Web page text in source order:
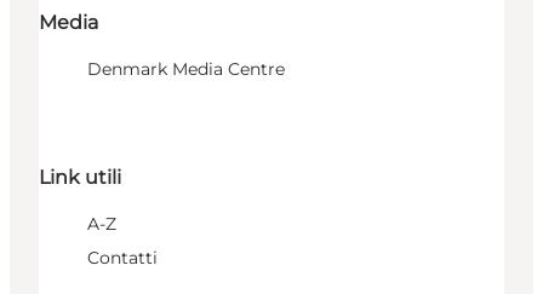
Media
Denmark Media Centre
Link utili
A-Z
Contatti